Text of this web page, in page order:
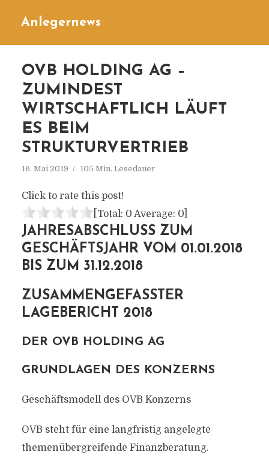
Anlegernews
OVB HOLDING AG –
ZUMINDEST
WIRTSCHAFTLICH LÄUFT
ES BEIM
STRUKTURVERTRIEB
16. Mai 2019 105 Min. Lesedauer
Click to rate this post!
[Total: 0 Average: 0]
JAHRESABSCHLUSS ZUM
GESCHÄFTSJAHR VOM 01.01.2018
BIS ZUM 31.12.2018
ZUSAMMENGEFASSTER
LAGEBERICHT 2018
DER OVB HOLDING AG
GRUNDLAGEN DES KONZERNS
Geschäftsmodell des OVB Konzerns
OVB steht für eine langfristig angelegte
themenübergreifende Finanzberatung.